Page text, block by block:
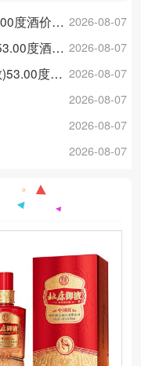
散）酒容量为100ml，
53.00度。茅台酒除了年
…
2026-08-07
瓶，下跌 5元
2026-08-07
瓶，下跌 20元
2026-08-07
瓶，上涨 5元
2026-08-07
2026-08-07
2026-08-07